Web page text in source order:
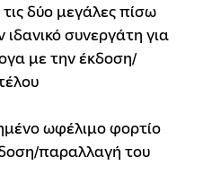
δύο μεγάλες πίσω
συνεργάτη για
με την έκδοση/
ωφέλιμο φορτίο
παραλλαγή του